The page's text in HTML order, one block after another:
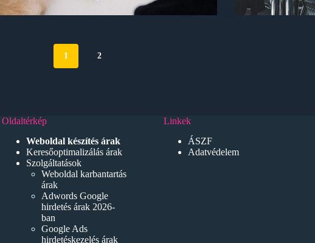
1 2
Oldaltérkép
Weboldal készítés árak
Keresőoptimalizálás árak
Szolgáltatások
Weboldal karbantartás
árak
Adwords Google
hirdetés árak 2026-
ban
Google Ads
hirdetéskezelés árak
Linkek
ÁSZF
Adatvédelem